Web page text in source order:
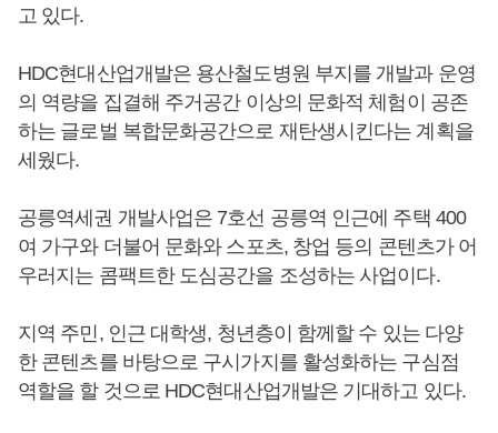
고 있다.
HDC현대산업개발은 용산철도병원 부지를 개발과 운영
의 역량을 집결해 주거공간 이상의 문화적 체험이 공존
하는 글로벌 복합문화공간으로 재탄생시킨다는 계획을
세웠다.
공릉역세권 개발사업은 7호선 공릉역 인근에 주택 400
여 가구와 더불어 문화와 스포츠, 창업 등의 콘텐츠가 어
우러지는 콤팩트한 도심공간을 조성하는 사업이다.
지역 주민, 인근 대학생, 청년층이 함께할 수 있는 다양
한 콘텐츠를 바탕으로 구시가지를 활성화하는 구심점
역할을 할 것으로 HDC현대산업개발은 기대하고 있다.